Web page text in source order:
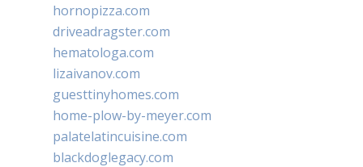
hornopizza.com
driveadragster.com
hematologa.com
lizaivanov.com
guesttinyhomes.com
home-plow-by-meyer.com
palatelatincuisine.com
blackdoglegacy.com